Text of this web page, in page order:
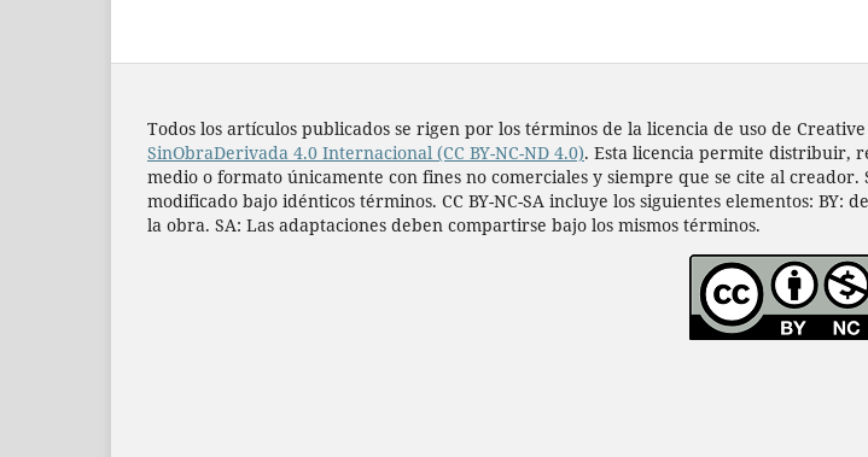
Todos los artí­culos publicados se rigen por los términos de la licencia de uso de
SinObraDerivada 4.0 Internacional (CC BY-NC-ND 4.0). Esta licencia permite distribuir,
medio o formato únicamente con fines no comerciales y siempre que se cite al
modificado bajo idénticos términos. CC BY-NC-SA incluye los siguientes elementos:
la obra. SA: Las adaptaciones deben compartirse bajo los mismos términos.